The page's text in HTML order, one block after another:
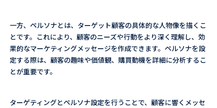
一方、ペルソナとは、ターゲット顧客の具体的な人物像を描くこ
とです。これにより、顧客のニーズや行動をより深く理解し、効
果的なマーケティングメッセージを作成できます。ペルソナを設
定する際は、顧客の趣味や価値観、購買動機を詳細に分析するこ
とが重要です。
ターゲティングとペルソナ設定を行うことで、顧客に響くメッセ